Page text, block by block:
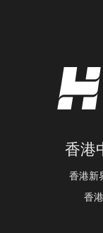
香港
香港新
香